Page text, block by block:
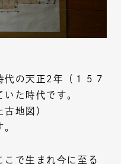
の天正2年（１５７
た時代です。
地図）
こで生まれ今に至る